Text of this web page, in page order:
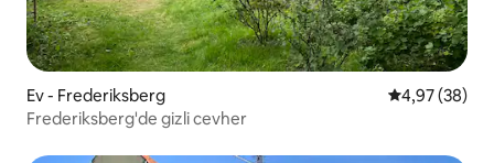
Ev - Frederiksberg 5 üzerinden
4,97 (38)
Frederiksberg'de gizli cevher